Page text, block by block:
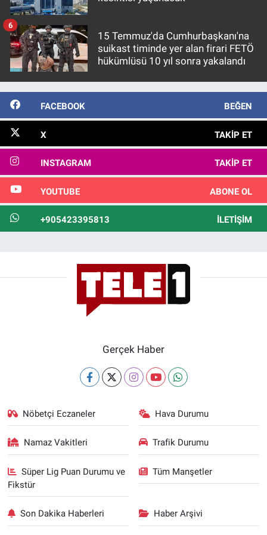
15 Temmuz'da Cumhurbaşkanı'na
suikast timinde yer alan firari FETÖ
hükümlüsü 10 yıl sonra yakalandı
6
FACEBOOK BEĞEN
X TAKIP ET
INSTAGRAM TAKIP ET
YOUTUBE ABONE OL
+905423395813 İLETIŞIM
Gerçek Haber
Nöbetçi Eczaneler Hava Durumu
Namaz Vakitleri Trafik Durumu
Süper Lig Puan Durumu ve
Fikstür
Tüm Manşetler
Son Dakika Haberleri Haber Arşivi
Nedir
Popüler
Programlar
Sağlık
Teknoloji
Türkiye'nin Geleceği
Türkiye'nin Gündemi
Yerel Yaşam